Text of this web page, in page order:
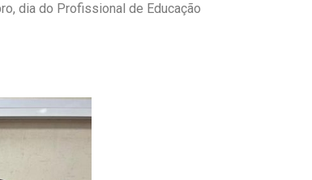
dia do Profissional de Educação